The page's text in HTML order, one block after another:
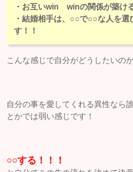
・お互いwin winの関係が築け
・結婚相手は、○○で○○な人を選
す！！
こんな感じで自分がどうしたいの
自分の事を愛してくれる異性なら
とかでは弱い感じです！
○○する！！！